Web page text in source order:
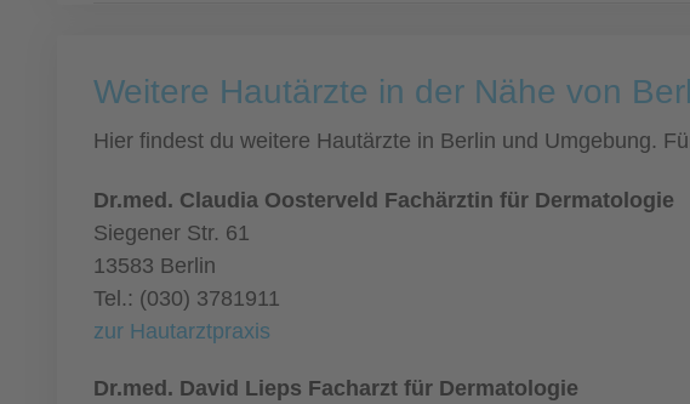
Weitere Hautärzte in der Nähe von
Hier findest du weitere Hautärzte in Berlin und Umgebung.
Dr.med. Claudia Oosterveld Fachärztin für Dermatologie
Siegener Str. 61
13583 Berlin
Tel.: (030) 3781911
zur Hautarztpraxis
Dr.med. David Lieps Facharzt für Dermatologie